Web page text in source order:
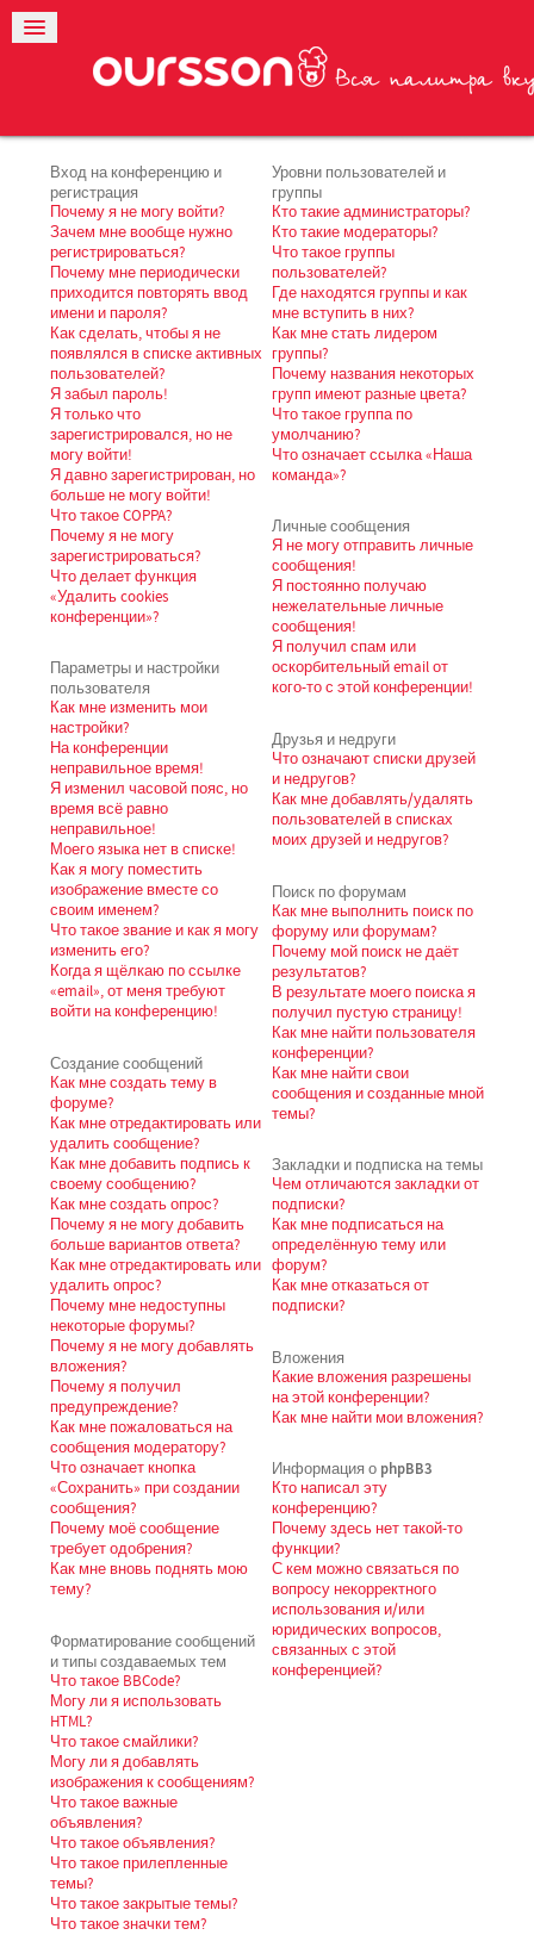
Вход на конференцию и
регистрация
Почему я не могу войти?
Зачем мне вообще нужно
регистрироваться?
Почему мне периодически
приходится повторять ввод
имени и пароля?
Как сделать, чтобы я не
появлялся в списке активных
пользователей?
Я забыл пароль!
Я только что
зарегистрировался, но не
могу войти!
Я давно зарегистрирован, но
больше не могу войти!
Что такое COPPA?
Почему я не могу
зарегистрироваться?
Что делает функция
«Удалить cookies
конференции»?
Параметры и настройки
пользователя
Как мне изменить мои
настройки?
На конференции
неправильное время!
Я изменил часовой пояс, но
время всё равно
неправильное!
Моего языка нет в списке!
Как я могу поместить
изображение вместе со
своим именем?
Что такое звание и как я могу
изменить его?
Когда я щёлкаю по ссылке
«email», от меня требуют
войти на конференцию!
Создание сообщений
Как мне создать тему в
форуме?
Как мне отредактировать или
удалить сообщение?
Как мне добавить подпись к
своему сообщению?
Как мне создать опрос?
Почему я не могу добавить
больше вариантов ответа?
Как мне отредактировать или
удалить опрос?
Почему мне недоступны
некоторые форумы?
Почему я не могу добавлять
вложения?
Почему я получил
предупреждение?
Как мне пожаловаться на
сообщения модератору?
Что означает кнопка
«Сохранить» при создании
сообщения?
Почему моё сообщение
требует одобрения?
Как мне вновь поднять мою
тему?
Форматирование сообщений
и типы создаваемых тем
Что такое BBCode?
Могу ли я использовать
HTML?
Что такое смайлики?
Могу ли я добавлять
изображения к сообщениям?
Что такое важные
объявления?
Что такое объявления?
Что такое прилепленные
темы?
Что такое закрытые темы?
Что такое значки тем?
Уровни пользователей и
группы
Кто такие администраторы?
Кто такие модераторы?
Что такое группы
пользователей?
Где находятся группы и как
мне вступить в них?
Как мне стать лидером
группы?
Почему названия некоторых
групп имеют разные цвета?
Что такое группа по
умолчанию?
Что означает ссылка «Наша
команда»?
Личные сообщения
Я не могу отправить личные
сообщения!
Я постоянно получаю
нежелательные личные
сообщения!
Я получил спам или
оскорбительный email от
кого-то с этой конференции!
Друзья и недруги
Что означают списки друзей
и недругов?
Как мне добавлять/удалять
пользователей в списках
моих друзей и недругов?
Поиск по форумам
Как мне выполнить поиск по
форуму или форумам?
Почему мой поиск не даёт
результатов?
В результате моего поиска я
получил пустую страницу!
Как мне найти пользователя
конференции?
Как мне найти свои
сообщения и созданные мной
темы?
Закладки и подписка на темы
Чем отличаются закладки от
подписки?
Как мне подписаться на
определённую тему или
форум?
Как мне отказаться от
подписки?
Вложения
Какие вложения разрешены
на этой конференции?
Как мне найти мои вложения?
Информация о phpBB3
Кто написал эту
конференцию?
Почему здесь нет такой-то
функции?
С кем можно связаться по
вопросу некорректного
использования и/или
юридических вопросов,
связанных с этой
конференцией?